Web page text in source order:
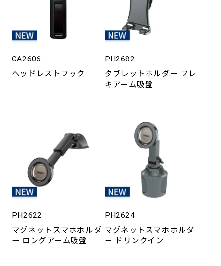
CA2606
ヘッドレストフック
PH2682
タブレットホルダー フレ
キアーム吸盤
PH2622
マグネットスマホホルダ
ー ロングアーム吸盤
PH2624
マグネットスマホホルダ
ー ドリンクイン